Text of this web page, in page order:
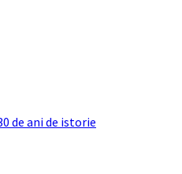
de ani de istorie